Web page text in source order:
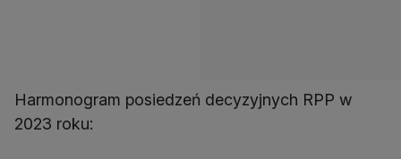
Harmonogram posiedzeń decyzyjnych RPP w
2023 roku: